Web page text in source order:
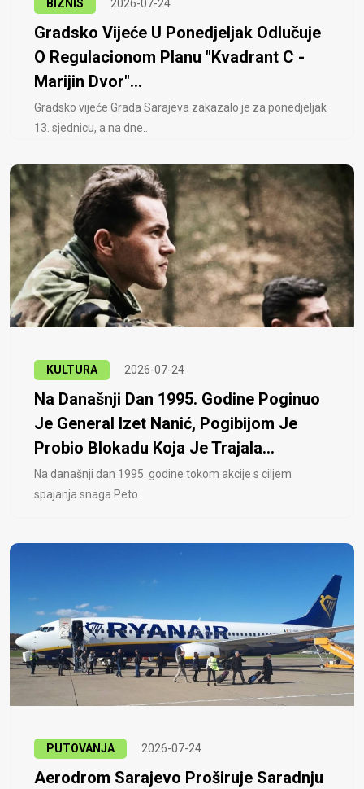
BIZNIS 2026-07-24
Gradsko Vijeće U Ponedjeljak Odlučuje
O Regulacionom Planu "Kvadrant C -
Marijin Dvor"...
Gradsko vijeće Grada Sarajeva zakazalo je za ponedjeljak
13. sjednicu, a na dne..
KULTURA 2026-07-24
Na Današnji Dan 1995. Godine Poginuo
Je General Izet Nanić, Pogibijom Je
Probio Blokadu Koja Je Trajala...
Na današnji dan 1995. godine tokom akcije s ciljem
spajanja snaga Peto..
PUTOVANJA 2026-07-24
Aerodrom Sarajevo Proširuje Saradnju